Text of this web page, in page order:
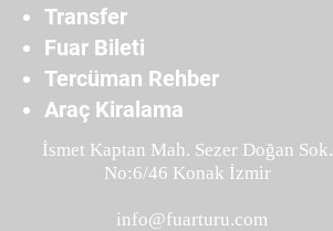
Transfer
Fuar Bileti
Tercüman Rehber
Araç Kiralama
İsmet Kaptan Mah. Sezer Doğan Sok.
No:6/46 Konak İzmir
info@fuarturu.com